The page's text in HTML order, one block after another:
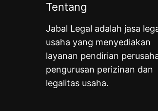
Tentang
Jabal Legal adalah jasa
usaha yang menyediakan
layanan pendirian
pengurusan perizinan dan
legalitas usaha.